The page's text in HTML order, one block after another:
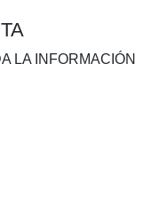
LA INFORMACIÓN